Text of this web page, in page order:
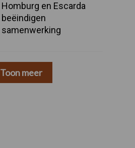
Homburg en Escarda
beëindigen
samenwerking
Toon meer